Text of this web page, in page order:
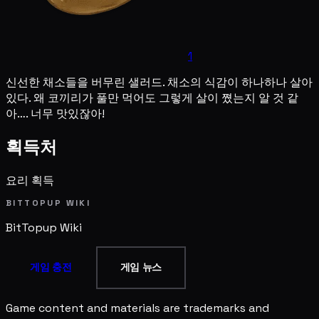
1
신선한 채소들을 버무린 샐러드. 채소의 식감이 하나하나 살아
있다. 왜 코끼리가 풀만 먹어도 그렇게 살이 쪘는지 알 것 같
아…. 너무 맛있잖아!
획득처
요리 획득
BITTOPUP WIKI
BitTopup Wiki
게임 충전 게임 뉴스
Game content and materials are trademarks and